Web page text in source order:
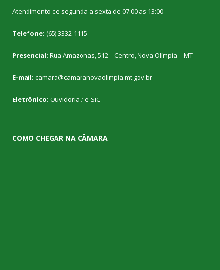
Atendimento de segunda a sexta de 07:00 as 13:00
Telefone: (65) 3332-1115
Presencial: Rua Amazonas, 512 – Centro, Nova Olímpia – MT
E-mail: camara@camaranovaolimpia.mt.gov.br
Eletrônico: Ouvidoria /e-SIC
COMO CHEGAR NA CÂMARA